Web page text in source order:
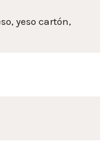
yeso cartón,